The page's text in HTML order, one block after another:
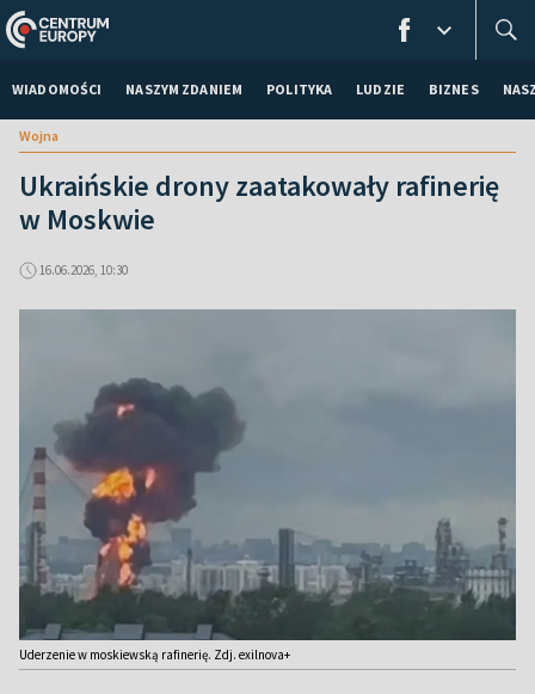
WIADOMOŚCI NASZYM ZDANIEM POLITYKA LUDZIE BIZNES
Wojna
Ukraińskie drony zaatakowały rafinerię
w Moskwie
16.06.2026, 10:30
Uderzenie w moskiewską rafinerię. Zdj. exilnova+